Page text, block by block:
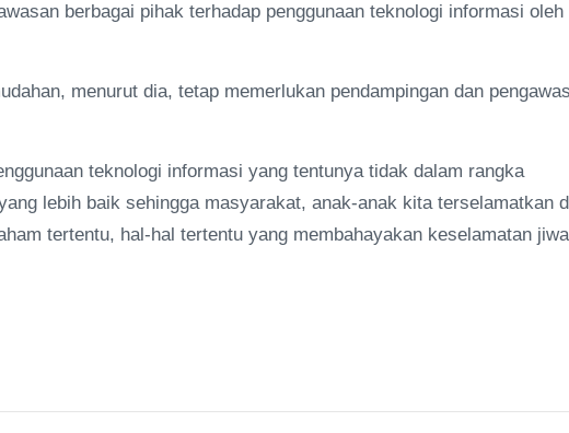
berbagai pihak terhadap penggunaan teknologi informasi oleh
menurut dia, tetap memerlukan pendampingan dan
teknologi informasi yang tentunya tidak dalam rangka
lebih baik sehingga masyarakat, anak-anak kita terselamatkan
tertentu, hal-hal tertentu yang membahayakan keselamatan jiwa